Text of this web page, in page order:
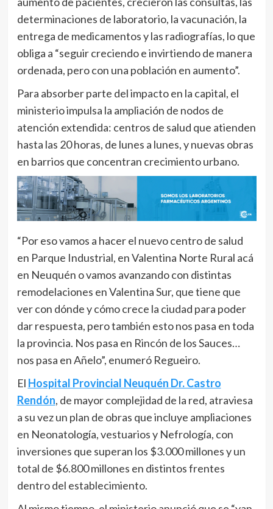
determinaciones de laboratorio, la vacunación, la
entrega de medicamentos y las radiografías, lo que
obliga a “seguir creciendo e invirtiendo de manera
ordenada, pero con una población en aumento”.
Para absorber parte del impacto en la capital, el
ministerio impulsa la ampliación de nodos de
atención extendida: centros de salud que atienden
hasta las 20 horas, de lunes a lunes, y nuevas obras
en barrios que concentran crecimiento urbano.
“Por eso vamos a hacer el nuevo centro de salud
en Parque Industrial, en Valentina Norte Rural acá
en Neuquén o vamos avanzando con distintas
remodelaciones en Valentina Sur, que tiene que
ver con dónde y cómo crece la ciudad para poder
dar respuesta, pero también esto nos pasa en toda
la provincia. Nos pasa en Rincón de los Sauces…
nos pasa en Añelo”, enumeró Regueiro.
El Hospital Provincial Neuquén Dr. Castro
Rendón, de mayor complejidad de la red, atraviesa
a su vez un plan de obras que incluye ampliaciones
en Neonatología, vestuarios y Nefrología, con
inversiones que superan los $3.000 millones y un
total de $6.800 millones en distintos frentes
dentro del establecimiento.